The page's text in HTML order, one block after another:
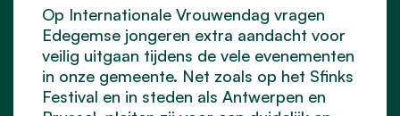
Op Internationale Vrouwendag vragen
Edegemse jongeren extra aandacht voor
veilig uitgaan tijdens de vele evenementen
in onze gemeente. Net zoals op het Sfinks
Festival en in steden als Antwerpen en